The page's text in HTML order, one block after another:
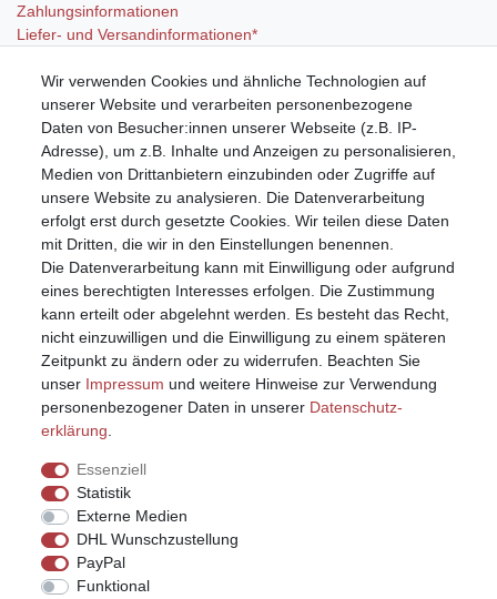
Zahlungsinformationen
Liefer- und Versandinformationen*
Mein Konto
Registrieren
Anmelden (Login)
Warenkorb
Wir verwenden Cookies und ähnliche Technologien auf
unserer Website und verarbeiten personenbezogene
Daten von Besucher:innen unserer Webseite (z.B. IP-
Adresse), um z.B. Inhalte und Anzeigen zu personalisieren,
Medien von Drittanbietern einzubinden oder Zugriffe auf
unsere Website zu analysieren. Die Datenverarbeitung
erfolgt erst durch gesetzte Cookies. Wir teilen diese Daten
mit Dritten, die wir in den Einstellungen benennen.
Die Datenverarbeitung kann mit Einwilligung oder aufgrund
eines berechtigten Interesses erfolgen. Die Zustimmung
kann erteilt oder abgelehnt werden. Es besteht das Recht,
nicht einzuwilligen und die Einwilligung zu einem späteren
Zeitpunkt zu ändern oder zu widerrufen. Beachten Sie
unser Impressum und weitere Hinweise zur Verwendung
personenbezogener Daten in unserer Daten­schutz­
erklärung
Essenziell
Statistik
Externe Medien
DHL Wunschzustellung
PayPal
Funktional